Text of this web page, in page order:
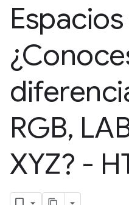
RGB,
XYZ? -